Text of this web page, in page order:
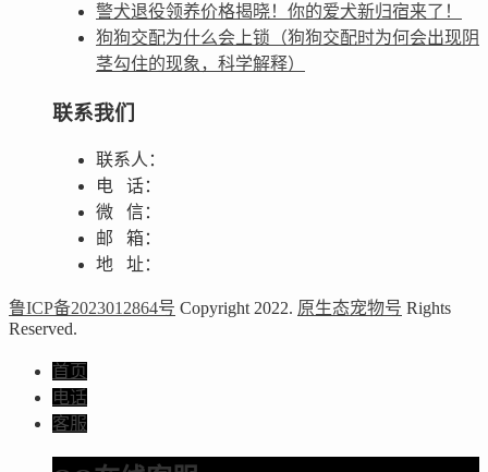
警犬退役领养价格揭晓！你的爱犬新归宿来了！
狗狗交配为什么会上锁（狗狗交配时为何会出现阴
茎勾住的现象，科学解释）
联系我们
联系人：
电 话：
微 信：
邮 箱：
地 址：
鲁ICP备2023012864号 Copyright 2022. 原生态宠物号 Rights
Reserved.
首页
电话
客服